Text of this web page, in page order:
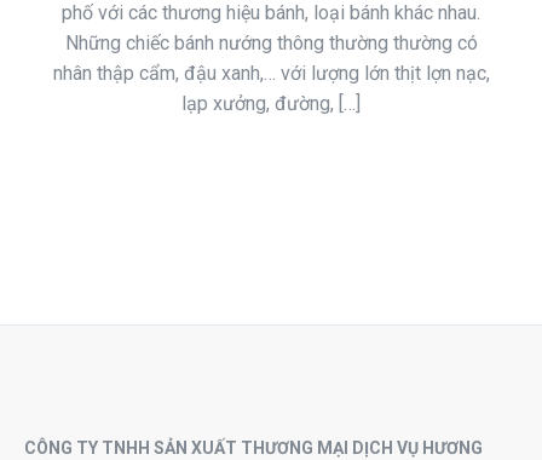
phố với các thương hiệu bánh, loại bánh khác nhau.
Những chiếc bánh nướng thông thường thường có
nhân thập cẩm, đậu xanh,… với lượng lớn thịt lợn nạc,
lạp xưởng, đường, […]
CÔNG TY TNHH SẢN XUẤT THƯƠNG MẠI DỊCH VỤ HƯƠNG